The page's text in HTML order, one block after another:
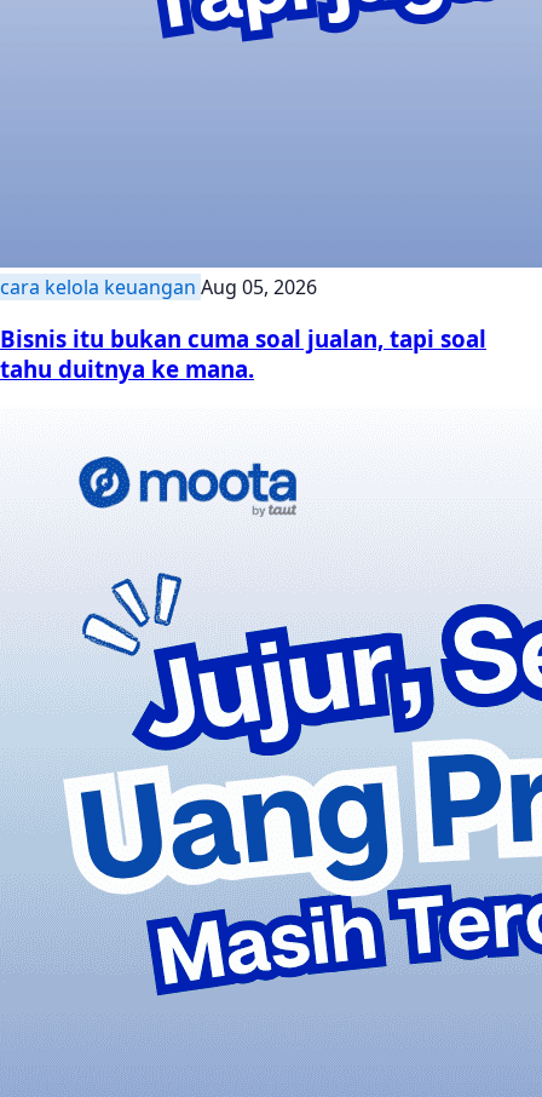
cara kelola keuangan Aug 05, 2026
Bisnis itu bukan cuma soal jualan, tapi soal
tahu duitnya ke mana.